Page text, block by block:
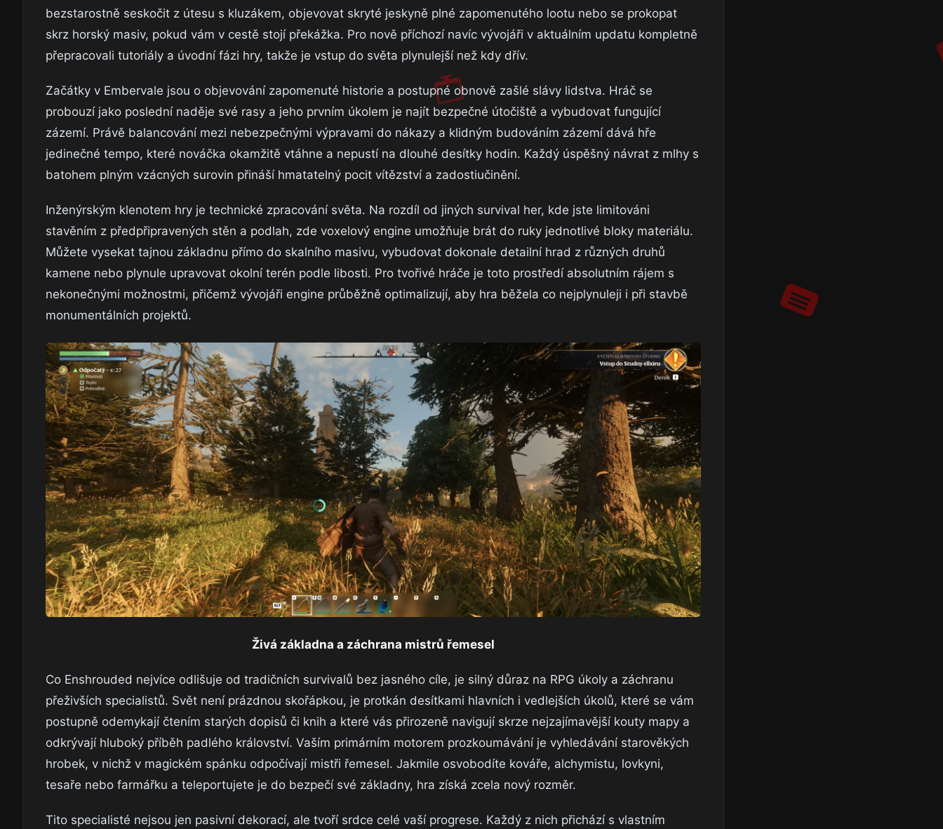
bezstarostně seskočit z útesu s kluzákem, objevovat skryté jeskyně plné zapomenutého lootu nebo se prokopat
skrz horský masiv, pokud vám v cestě stojí překážka. Pro nově příchozí navíc vývojáři v aktuálním updatu kompletně
přepracovali tutoriály a úvodní fázi hry, takže je vstup do světa plynulejší než kdy dřív.
Začátky v Embervale jsou o objevování zapomenuté historie a postupné obnově zašlé slávy lidstva. Hráč se
probouzí jako poslední naděje své rasy a jeho prvním úkolem je najít bezpečné útočiště a vybudovat fungující
zázemí. Právě balancování mezi nebezpečnými výpravami do nákazy a klidným budováním zázemí dává hře
jedinečné tempo, které nováčka okamžitě vtáhne a nepustí na dlouhé desítky hodin. Každý úspěšný návrat z mlhy s
batohem plným vzácných surovin přináší hmatatelný pocit vítězství a zadostiučinění.
Inženýrským klenotem hry je technické zpracování světa. Na rozdíl od jiných survival her, kde jste limitováni
stavěním z předpřipravených stěn a podlah, zde voxelový engine umožňuje brát do ruky jednotlivé bloky materiálu.
Můžete vysekat tajnou základnu přímo do skalního masivu, vybudovat dokonale detailní hrad z různých druhů
kamene nebo plynule upravovat okolní terén podle libosti. Pro tvořivé hráče je toto prostředí absolutním rájem s
nekonečnými možnostmi, přičemž vývojáři engine průběžně optimalizují, aby hra běžela co nejplynuleji i při stavbě
monumentálních projektů.
Živá základna a záchrana mistrů řemesel
Co Enshrouded nejvíce odlišuje od tradičních survivalů bez jasného cíle, je silný důraz na RPG úkoly a záchranu
přeživších specialistů. Svět není prázdnou skořápkou, je protkán desítkami hlavních i vedlejších úkolů, které se vám
postupně odemykají čtením starých dopisů či knih a které vás přirozeně navigují skrze nejzajímavější kouty mapy a
odkrývají hluboký příběh padlého království. Vaším primárním motorem prozkoumávání je vyhledávání starověkých
hrobek, v nichž v magickém spánku odpočívají mistři řemesel. Jakmile osvobodíte kováře, alchymistu, lovkyni,
tesaře nebo farmářku a teleportujete je do bezpečí své základny, hra získá zcela nový rozměr.
Tito specialisté nejsou jen pasivní dekorací, ale tvoří srdce celé vaší progrese. Každý z nich přichází s vlastním